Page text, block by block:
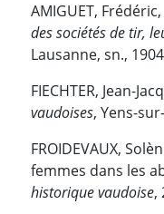
AMIGUET, Frédéric,
des sociétés de tir,
Lausanne, sn.,
FIECHTER, Jean-
vaudoises, Yens-
FROIDEVAUX,
femmes dans les
historique vaudoise,